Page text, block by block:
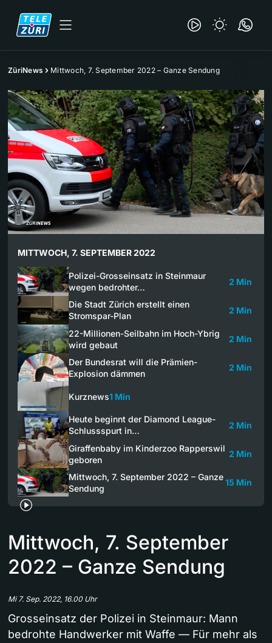
ZüriNews Mittwoch, 7. September 2022 – Ganze Sendung
MITTWOCH, 7. SEPTEMBER 2022
Polizei-Grosseinsatz in Steinmaur
wegen bedrohter…
2 Min
Die Stadt Zürich erstellt einen
Stromspar-Plan
2 Min
22-Millionen-Seilbahn im Hoch-Ybrig
wird gebaut
2 Min
Der Bundesrat will die Prämien-
Explosion dämmen
2 Min
Kurznews1 Min
Heute beginnt der Diamond League-
Schlussspurt in…
2 Min
Giraffenbaby im Kinderzoo Rapperswil
geboren
2 Min
Mittwoch, 7. September 2022 – Ganze
Sendung
15 Min
Mittwoch, 7. September
2022 – Ganze Sendung
Mi 7. Sep. 2022, 16.00 Uhr
Grosseinsatz der Polizei in Steinmaur: Mann
bedrohte Handwerker mit Waffe — Für mehr als